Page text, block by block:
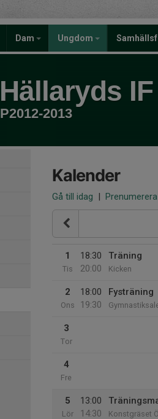
Dam Ungdom
Hällaryds IF
P2012-2013
Kalender
Gå till idag | Prenumerera
1
Tis
18:30
20:00
Träning
Kicken
2
Ons
18:00
19:30
Fysträning
3
Tor
4
Fre
5
Lör
13:00
14:30
Konstgräset